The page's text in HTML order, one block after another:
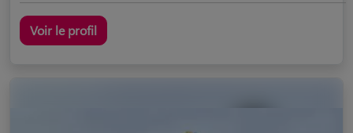
Voir le profil